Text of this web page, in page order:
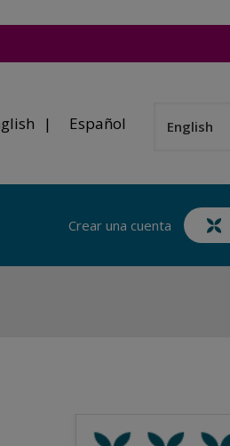
Español
Crear una cuenta